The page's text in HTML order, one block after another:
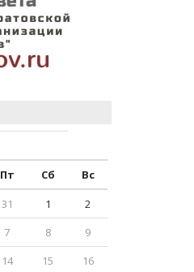
Пт Сб
Вс
31 1
2
7 8
9
14 15
16